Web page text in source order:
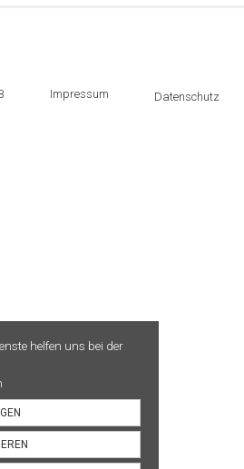
Impressum Datenschutz
helfen uns bei der